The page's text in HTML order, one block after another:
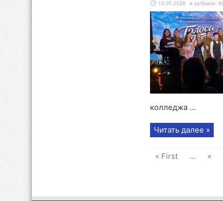
14.05.2026 в рубрике:
колледжа ...
Читать далее »
« First ... «